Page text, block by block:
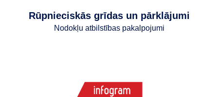
Rūpnieciskās grīdas un pārklājumi
Nodokļu atbilstības pakalpojumi